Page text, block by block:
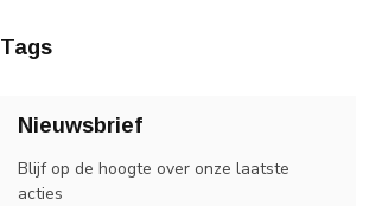
Tags
Nieuwsbrief
Blijf op de hoogte over onze laatste
acties